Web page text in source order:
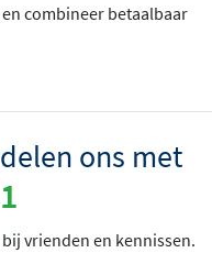
combineer betaalbaar
ons met
vrienden en kennissen.